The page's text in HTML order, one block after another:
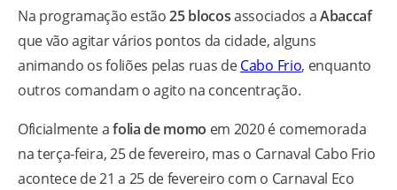
Na programação estão25 blocosassociados aAbaccaf
que vão agitar vários pontos da cidade, alguns
animando os foliões pelas ruas deCabo Frio, enquanto
outros comandam o agito na concentração.
Oficialmente afolia de momo em 2020 é comemorada
na terça-feira, 25 de fevereiro, mas o Carnaval Cabo Frio
acontece de 21 a 25 de fevereiro com o Carnaval Eco